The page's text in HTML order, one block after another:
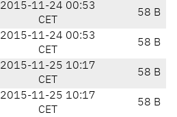
2015-11-24 00:53
CET
58 B
2015-11-24 00:53
CET
58 B
2015-11-25 10:17
CET
58 B
2015-11-25 10:17
CET
58 B